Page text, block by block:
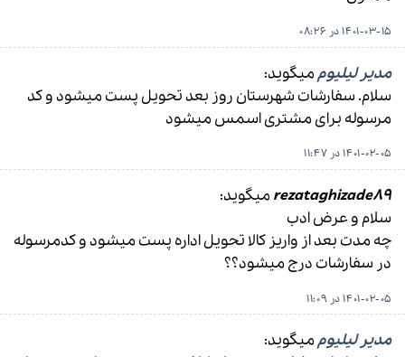
1401-03-15 در 08:26
مدیر لیلیوممیگوید:
سلام. سفارشات شهرستان روز بعد تحویل پست میشود و کد
مرسوله برای مشتری اسمس میشود
1401-02-05 در 11:47
rezataghizade89 میگوید:
سلام و عرض ادب
چه مدت بعد از واریز کالا تحویل اداره پست میشود و کدمرسوله
در سفارشات درج میشود؟؟
1401-02-05 در 11:09
مدیر لیلیوممیگوید: